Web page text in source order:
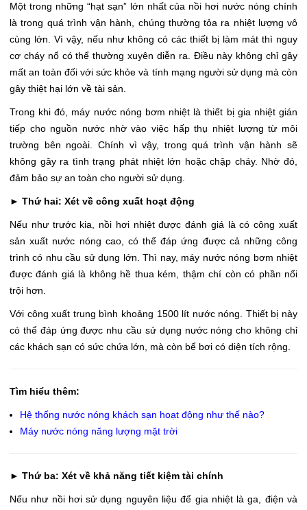
Một trong những “hạt sạn” lớn nhất của nồi hơi nước nóng chính
là trong quá trình vận hành, chúng thường tỏa ra nhiệt lượng vô
cùng lớn. Vì vậy, nếu như không có các thiết bị làm mát thì nguy
cơ cháy nổ có thể thường xuyên diễn ra. Điều này không chỉ gây
mất an toàn đối với sức khỏe và tính mạng người sử dụng mà còn
gây thiệt hại lớn về tài sản.
Trong khi đó, máy nước nóng bơm nhiệt là thiết bị gia nhiệt gián
tiếp cho nguồn nước nhờ vào việc hấp thụ nhiệt lượng từ môi
trường bên ngoài. Chính vì vậy, trong quá trình vận hành sẽ
không gây ra tình trạng phát nhiệt lớn hoặc chập cháy. Nhờ đó,
đảm bảo sự an toàn cho người sử dụng.
► Thứ hai: Xét về công xuất hoạt động
Nếu như trước kia, nồi hơi nhiệt được đánh giá là có công xuất
sản xuất nước nóng cao, có thể đáp ứng được cả những công
trình có nhu cầu sử dụng lớn. Thì nay, máy nước nóng bơm nhiệt
được đánh giá là không hề thua kém, thậm chí còn có phần nổi
trội hơn.
Với công xuất trung bình khoảng 1500 lít nước nóng. Thiết bị này
có thể đáp ứng được nhu cầu sử dụng nước nóng cho không chỉ
các khách sạn có sức chứa lớn, mà còn bể bơi có diện tích rộng.
Tìm hiểu thêm:
Hệ thống nước nóng khách sạn hoạt động như thế nào?
Máy nước nóng năng lượng mặt trời
► Thứ ba: Xét về khả năng tiết kiệm tài chính
Nếu như nồi hơi sử dụng nguyên liệu để gia nhiệt là ga, điện và